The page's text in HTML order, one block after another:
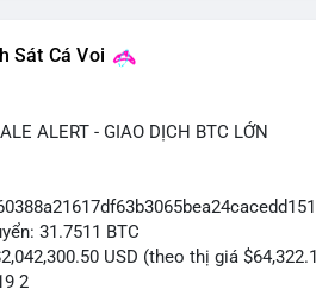
Sát Cá Voi
ALERT - GIAO DỊCH BTC LỚN
31.7511 BTC
USD (theo thị giá
2